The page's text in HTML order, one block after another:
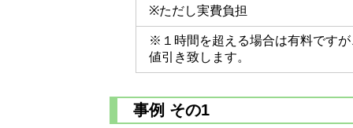
※ただし実費負担
※１時間を超える場合は有料です
値引き致します。
事例 その1